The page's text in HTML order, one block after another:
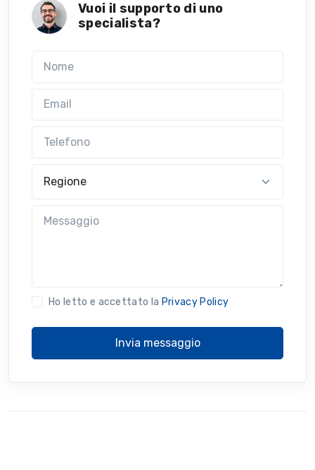
Vuoi il supporto di uno
specialista?
Ho letto e accettato la Privacy Policy
Invia messaggio